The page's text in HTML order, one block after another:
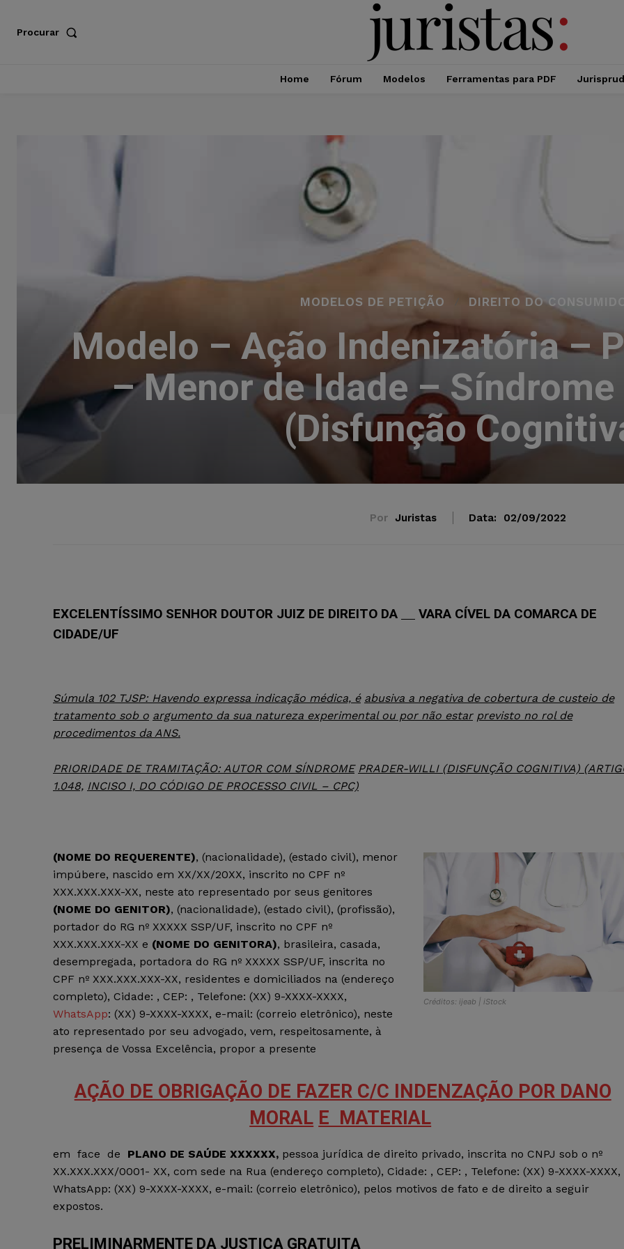
Procurar
Home Fórum Modelos Ferramentas para PDF
MODELOS DE PETIÇÃO DIREITO DO
Modelo – Ação Indenizatória –
– Menor de Idade –
(Disfunção
Por Juristas Data: 02/09/2022
EXCELENTÍSSIMO SENHOR DOUTOR JUIZ DE DIREITO DA
VARA CÍVEL DA COMARCA DE
CIDADE/UF
Súmula 102 TJSP: Havendo expressa indicação médica, é abusiva a negativa de cobertura de custeio de
tratamento sob o argumento da sua natureza experimental ou por não estar previsto no rol de
procedimentos da ANS.
PRIORIDADE DE TRAMITAÇÃO: AUTOR COM SÍNDROME PRADER-WILLI (DISFUNÇÃO COGNITIVA)
1.048, INCISO I, DO CÓDIGO DE PROCESSO CIVIL – CPC)
Créditos: ijeab | iStock
(NOME DO REQUERENTE), (nacionalidade), (estado civil), menor
impúbere, nascido em XX/XX/20XX, inscrito no CPF nº
XXX.XXX.XXX-XX, neste ato representado por seus genitores
(NOME DO GENITOR), (nacionalidade), (estado civil), (profissão),
portador do RG nº XXXXX SSP/UF, inscrito no CPF nº
XXX.XXX.XXX-XX e (NOME DO GENITORA), brasileira, casada,
desempregada, portadora do RG nº XXXXX SSP/UF, inscrita no
CPF nº XXX.XXX.XXX-XX, residentes e domiciliados na (endereço
completo), Cidade: , CEP: , Telefone: (XX) 9-XXXX-XXXX,
WhatsApp: (XX) 9-XXXX-XXXX, e-mail: (correio eletrônico), neste
ato representado por seu advogado, vem, respeitosamente, à
presença de Vossa Excelência, propor a presente
AÇÃO DE OBRIGAÇÃO DE FAZER C/C INDENZAÇÃO POR DANO
MORAL E MATERIAL
em face de PLANO DE SAÚDE XXXXXX, pessoa jurídica de direito privado, inscrita no CNPJ sob o nº
XX.XXX.XXX/0001- XX, com sede na Rua (endereço completo), Cidade: , CEP: , Telefone: (XX) 9-XXXX-XXXX,
WhatsApp: (XX) 9-XXXX-XXXX, e-mail: (correio eletrônico), pelos motivos de fato e de direito a seguir
expostos.
PRELIMINARMENTE DA JUSTIÇA GRATUITA